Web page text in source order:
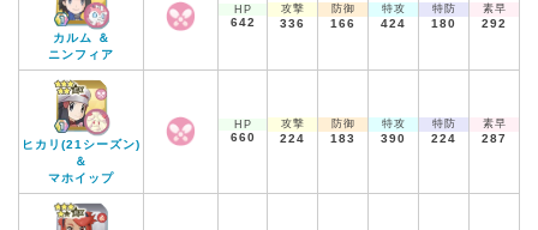
カルム ＆
ニンフィア
HP
642
攻撃
336
防御
166
特攻
424
特防
180
素早
292
ヒカリ(21シーズン)
＆
マホイップ
HP
660
攻撃
224
防御
183
特攻
390
特防
224
素早
287